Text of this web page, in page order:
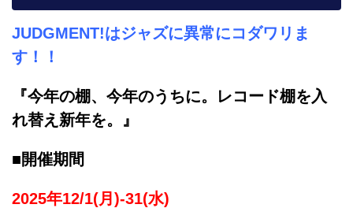
JUDGMENT!はジャズに異常にコダワリま
す！！
『今年の棚、今年のうちに。レコード棚を入
れ替え新年を。』
■開催期間
2025年12/1(月)-31(水)